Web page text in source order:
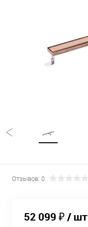
Отзывов: 0
52 099 ₽/ шт